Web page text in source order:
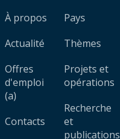
À propos
Actualité
Offres
d'emploi
(a)
Contacts
Pays
Thèmes
Projets et
opérations
Recherche
et
publications